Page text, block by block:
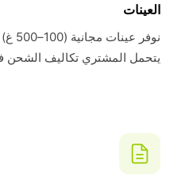
العينات
يتحمل المشتري تكاليف الشحن فقط.